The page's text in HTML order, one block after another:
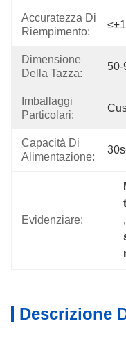
Accuratezza Di
Riempimento:
Dimensione
Della Tazza:
50-
Imballaggi
Particolari:
Capacità Di
Alimentazione:
Evidenziare:
Descrizione